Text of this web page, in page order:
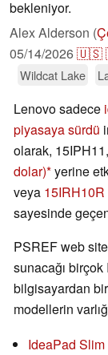
bekleniyor.
Alex Alderson (
05/14/2026🇺🇸
Wildcat Lake
Lenovo sadece
piyasaya sürdü
olarak,
dolar) yerine
veya 15IRH10R
sayesinde
PSREF web
sunacağı
bilgisayardan
modellerin
IdeaPad